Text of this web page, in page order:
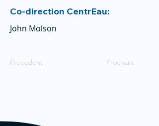
Co-direction CentrEau:
John Molson
Précédent Prochain